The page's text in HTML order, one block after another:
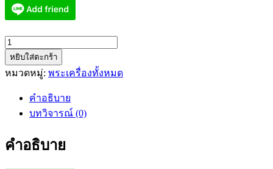
จำนวน
หลวง
ปู่
ปัน
หยิบใส่ตะกร้า
หมวดหมู่: พระเครื่องทั้งหมด
คำอธิบาย
บทวิจารณ์ (0)
คำอธิบาย